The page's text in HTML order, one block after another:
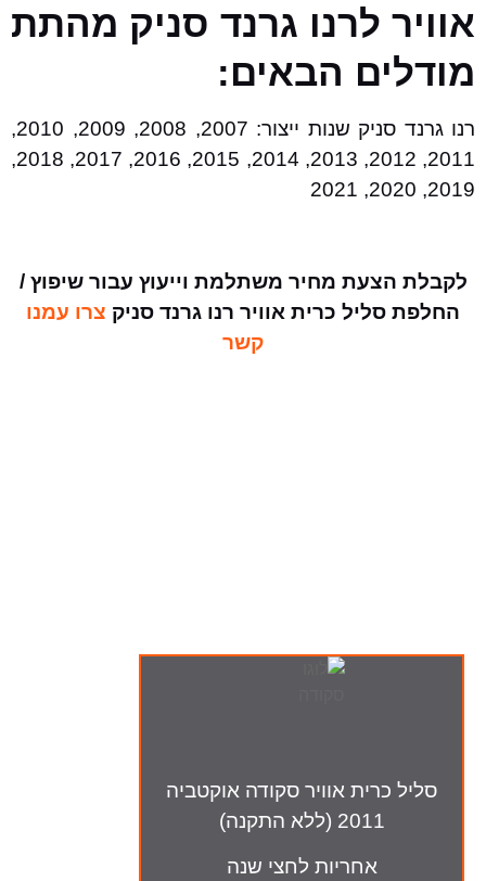
אוויר לרנו גרנד סניק מהתת
מודלים הבאים:
רנו גרנד סניק שנות ייצור: 2007, 2008, 2009, 2010,
2011, 2012, 2013, 2014, 2015, 2016, 2017, 2018,
2019, 2020, 2021
לקבלת הצעת מחיר משתלמת וייעוץ עבור שיפוץ /
החלפת סליל כרית אוויר רנו גרנד סניק צרו עמנו
קשר
סליל כרית אוויר סקודה אוקטביה
2011 (ללא התקנה)
אחריות לחצי שנה